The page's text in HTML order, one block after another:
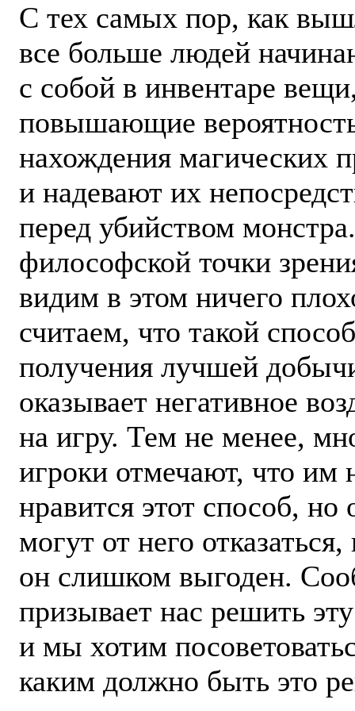
С тех самых пор, как
все больше людей
с собой в инвентаре
повышающие
нахождения магических
и надевают их
перед убийством
философской точки
видим в этом ничего
считаем, что такой способ
получения лучшей
оказывает негативное
на игру. Тем не менее,
игроки отмечают, что им
нравится этот способ, но
могут от него
он слишком выгоден.
призывает нас решить
и мы хотим
каким должно быть это